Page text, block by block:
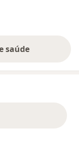
saúde